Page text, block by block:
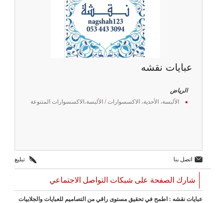
عبايات نقشه
الرياض
الألبسة، الأحذية، الاكسسوارات/ الألبسة،الاكسسوارات المتنوعة
اتصل بنا تبليغ
شارك الصفحة على شبكات التواصل الاجتماعي
عبايات نقشه : اطمح في تحقيق مستوى راقي من التصاميم للعبايات والجلابيات